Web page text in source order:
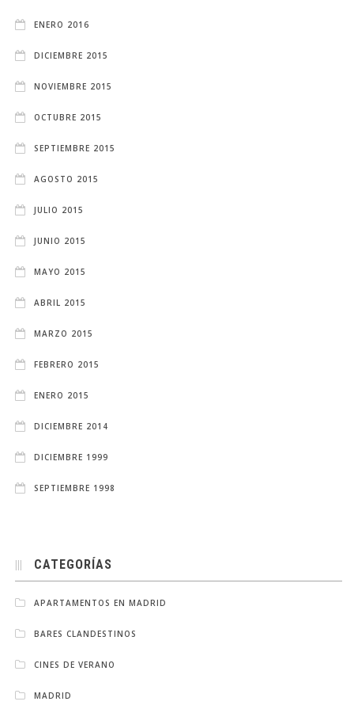
ENERO 2016
DICIEMBRE 2015
NOVIEMBRE 2015
OCTUBRE 2015
SEPTIEMBRE 2015
AGOSTO 2015
JULIO 2015
JUNIO 2015
MAYO 2015
ABRIL 2015
MARZO 2015
FEBRERO 2015
ENERO 2015
DICIEMBRE 2014
DICIEMBRE 1999
SEPTIEMBRE 1998
CATEGORÍAS
APARTAMENTOS EN MADRID
BARES CLANDESTINOS
CINES DE VERANO
MADRID